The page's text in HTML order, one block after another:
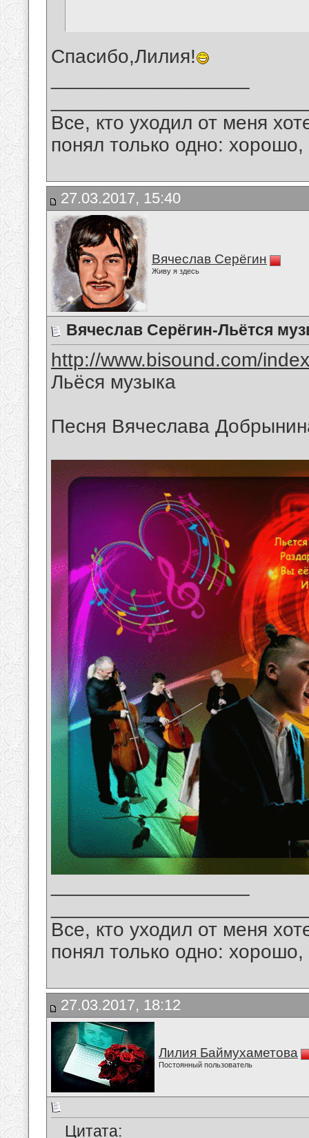
Спасибо,Лилия!
Все, кто уходил от меня
понял только одно:
27.03.2017, 15:40
Вячеслав Серёгин
Живу я здесь
Вячеслав Серёгин-Льётся
http://www.bisound.com/
Льёся музыка
Песня Вячеслава
Все, кто уходил от меня
понял только одно:
27.03.2017, 18:12
Лилия Баймухаметова
Постоянный пользователь
Цитата: